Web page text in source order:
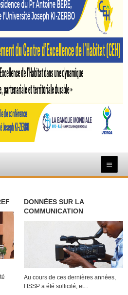
DONNÉES SUR LA
COMMUNICATION
Au cours de ces dernières années,
l’ISSP a été sollicité, et...